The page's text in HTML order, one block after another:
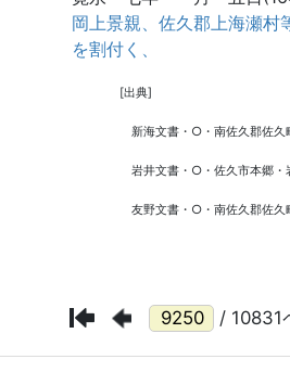
/ 10831